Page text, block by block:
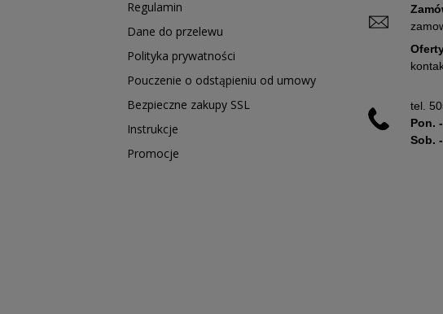
Regulamin
Dane do przelewu
Polityka prywatności
Pouczenie o odstąpieniu od umowy
Bezpieczne zakupy SSL
Instrukcje
Promocje
tel.
Pon.
Sob.